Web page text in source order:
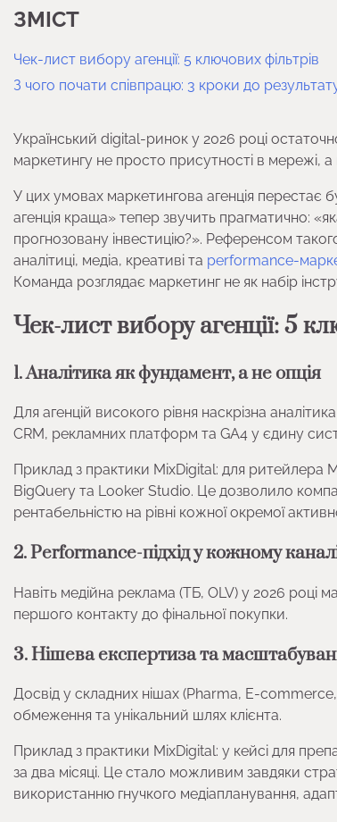
ЗМІСТ
Чек-лист вибору агенції: 5 ключових фільтрів
З чого почати співпрацю: 3 кроки до
Український digital-ринок у 2026 році остаточно
маркетингу не просто присутності в мережі,
У цих умовах маркетингова агенція перестає
агенція краща» тепер звучить прагматично:
прогнозовану інвестицію?». Референсом
аналітиці, медіа, креативі та performance-
Команда розглядає маркетинг не як набір
Чек-лист вибору агенції: 5
1. Аналітика як фундамент, а не опція
Для агенцій високого рівня наскрізна
CRM, рекламних платформ та GA4 у єдину
Приклад з практики MixDigital: для ритейлера
BigQuery та Looker Studio. Це дозволило
рентабельністю на рівні кожної окремої
2. Performance-підхід у кожному
Навіть медійна реклама (ТБ, OLV) у 2026 році
першого контакту до фінальної покупки.
3. Нішева експертиза та
Досвід у складних нішах (Pharma, E-
обмеження та унікальний шлях клієнта.
Приклад з практики MixDigital: у кейсі для
за два місяці. Це стало можливим завдяки
використанню гнучкого медіапланування,